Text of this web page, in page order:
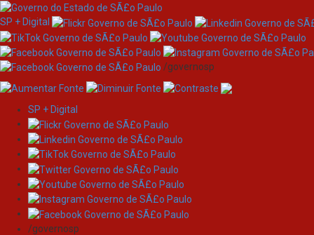
Skip
navigation
SP + Digital
/governosp
SP + Digital
/governosp
Search
Search: